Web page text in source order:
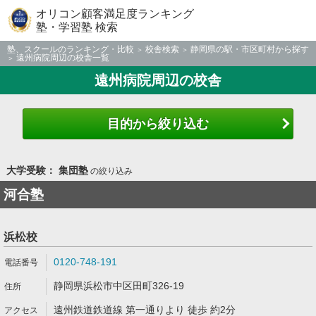
オリコン顧客満足度ランキング
塾・学習塾 検索
塾、スクールのランキング・比較 校舎検索
静岡県の駅・市区町村から探す
遠州病院周辺の校舎一覧
遠州病院周辺の校舎
目的から絞り込む
大学受験： 集団塾の絞り込み
河合塾
浜松校
0120-748-191
静岡県浜松市中区田町326-19
遠州鉄道鉄道線 第一通りより 徒歩 約2分